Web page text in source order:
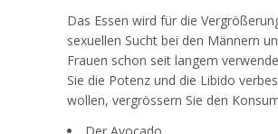
Das Essen wird für die
sexuellen Sucht bei den Männern
Frauen schon seit langem
Sie die Potenz und die Libido
wollen, vergrössern Sie den